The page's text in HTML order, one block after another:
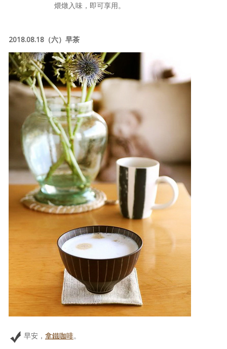
煨燉入味，即可享用。
2018.08.18（六）早茶
早安， 拿鐵咖啡。